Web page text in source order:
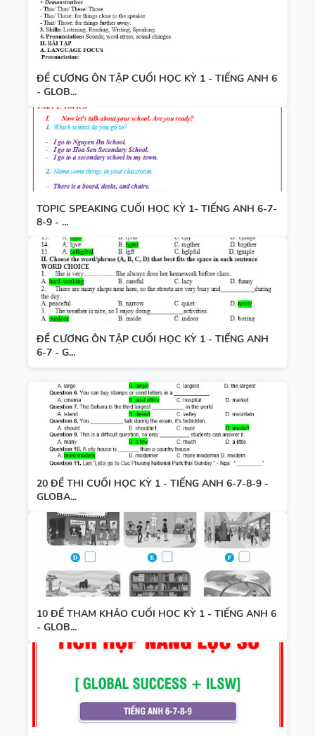
ĐỀ CƯƠNG ÔN TẬP CUỐI HỌC KỲ 1 - TIẾNG ANH 6
- GLOB...
TOPIC SPEAKING CUỐI HỌC KỲ 1- TIẾNG ANH 6-7-
8-9 - ...
ĐỀ CƯƠNG ÔN TẬP CUỐI HỌC KỲ 1 - TIẾNG ANH
6-7 - G...
20 ĐỀ THI CUỐI HỌC KỲ 1 - TIẾNG ANH 6-7-8-9 -
GLOBA...
10 ĐỀ THAM KHẢO CUỐI HỌC KỲ 1 - TIẾNG ANH 6
- GLOB...